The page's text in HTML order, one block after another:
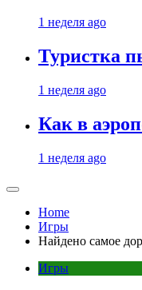
1 неделя ago
Туристка
1 неделя ago
Как в
1 неделя ago
Home
Игры
Найдено самое
Игры